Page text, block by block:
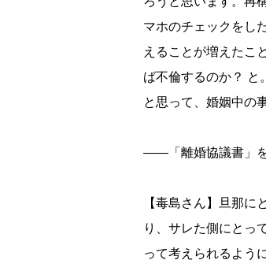
マホのチェックをし
えることが増えたこ
ば不倫するのか？ と
と思って、婚姻中の
――「離婚協議書」を
【毒島さん】旦那に
り、サレた側にとっ
って考えられるよう